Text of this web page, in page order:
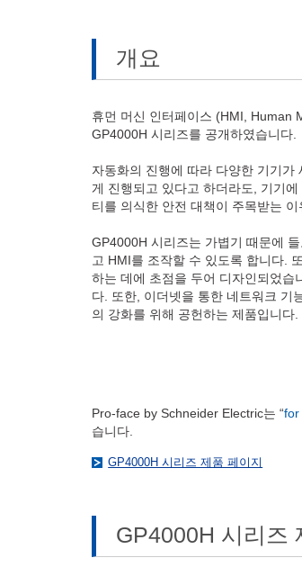
개요
휴먼 머신 인터페이스 (HMI, Human
GP4000H 시리즈를 공개하였습니다.
자동화의 진행에 따라 다양한 기기
게 진행되고 있다고 하더라도, 기기
티를 의식한 안전 대책이 주목받는 이
GP4000H 시리즈는 가볍기 때문에
고 HMI를 조작할 수 있도록 합니다.
하는 데에 초점을 두어 디자인되었습
다. 또한, 이더넷을 통한 네트워크 기
의 강화를 위해 공헌하는 제품입니다.
Pro-face by Schneider Electric는 “for
습니다.
GP4000H 시리즈 제품 페이지
GP4000H 시리즈